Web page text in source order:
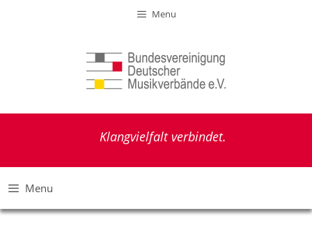
Menu
Klangvielfalt verbindet.
Menu